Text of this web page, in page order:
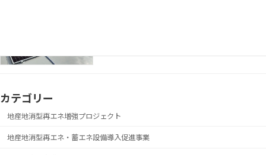
カテゴリー
地産地消型再エネ増強プロジェクト
地産地消型再エネ・蓄エネ設備導入促進事業